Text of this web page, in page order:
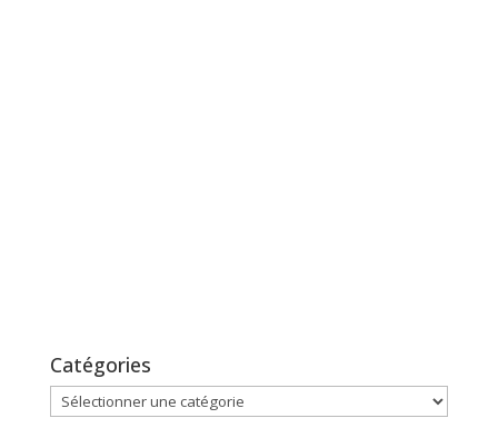
Catégories
Catégories